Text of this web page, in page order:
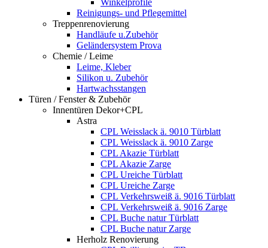
Winkelprofile
Reinigungs- und Pflegemittel
Treppenrenovierung
Handläufe u.Zubehör
Geländersystem Prova
Chemie / Leime
Leime, Kleber
Silikon u. Zubehör
Hartwachsstangen
Türen / Fenster & Zubehör
Innentüren Dekor+CPL
Astra
CPL Weisslack ä. 9010 Türblatt
CPL Weisslack ä. 9010 Zarge
CPL Akazie Türblatt
CPL Akazie Zarge
CPL Ureiche Türblatt
CPL Ureiche Zarge
CPL Verkehrsweiß ä. 9016 Türblatt
CPL Verkehrsweiß ä. 9016 Zarge
CPL Buche natur Türblatt
CPL Buche natur Zarge
Herholz Renovierung